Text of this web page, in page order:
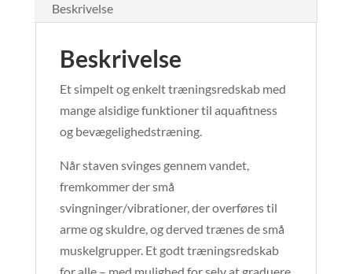
Beskrivelse
Beskrivelse
Et simpelt og enkelt træningsredskab med
mange alsidige funktioner til aquafitness
og bevægelighedstræning.
Når staven svinges gennem vandet,
fremkommer der små
svingninger/vibrationer, der overføres til
arme og skuldre, og derved trænes de små
muskelgrupper. Et godt træningsredskab